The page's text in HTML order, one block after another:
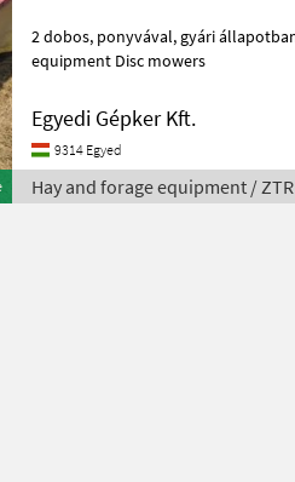
2 dobos, ponyvával, gyári állapotban eladó Hay and forage
equipment Disc mowers
Egyedi Gépker Kft.
9314 Egyed
Hay and forage equipment / ZTR